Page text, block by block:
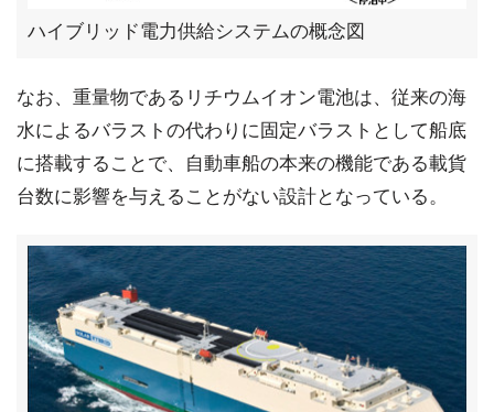
ハイブリッド電力供給システムの概念図
なお、重量物であるリチウムイオン電池は、従来の海
水によるバラストの代わりに固定バラストとして船底
に搭載することで、自動車船の本来の機能である載貨
台数に影響を与えることがない設計となっている。